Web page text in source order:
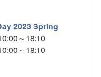
2023 Spring
～18:10
～18:10